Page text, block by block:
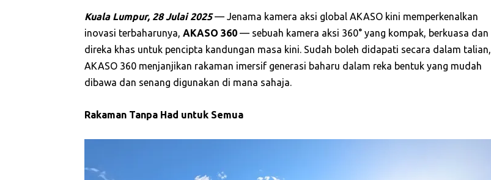
Kuala Lumpur, 28 Julai 2025— Jenama kamera aksi global AKASO kini memperkenalkan
inovasi terbaharunya, AKASO 360 — sebuah kamera aksi 360° yang kompak, berkuasa dan
direka khas untuk pencipta kandungan masa kini. Sudah boleh didapati secara dalam talian,
AKASO 360 menjanjikan rakaman imersif generasi baharu dalam reka bentuk yang mudah
dibawa dan senang digunakan di mana sahaja.
Rakaman Tanpa Had untuk Semua